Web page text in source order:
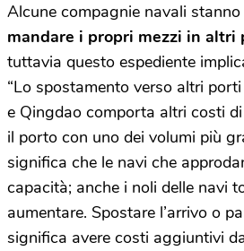
Alcune compagnie navali
mandare i propri mezzi in altri
tuttavia questo espediente
“Lo spostamento verso altri
e Qingdao comporta altri costi
il porto con uno dei volumi più
significa che le navi che
capacità; anche i noli delle navi
aumentare. Spostare l’arrivo o
significa avere costi aggiuntivi